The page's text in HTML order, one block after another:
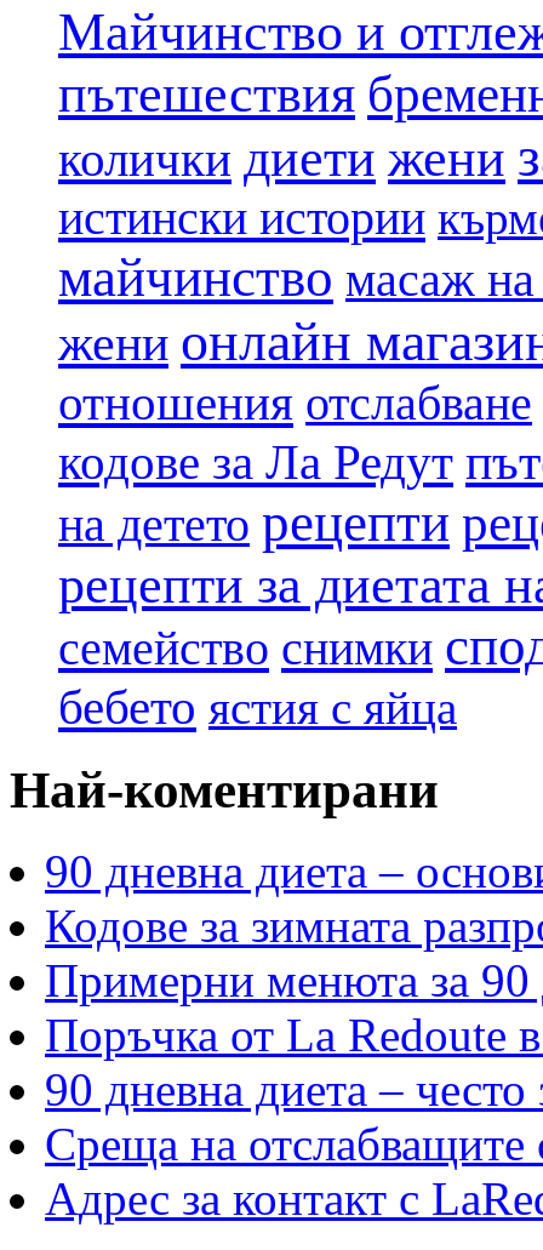
Майчинство и
пътешествия
колички диети жени
истински истории
майчинство масаж на
жени онлайн
отношения отслабване
кодове за Ла Редут
на детето рецепти
рецепти за диетата
семейство снимки
бебето ястия с яйца
Най-коментирани
90 дневна диета –
Кодове за зимната
Примерни менюта за 90
Поръчка от La Redoute
90 дневна диета –
Среща на отслабващите
Адрес за контакт с